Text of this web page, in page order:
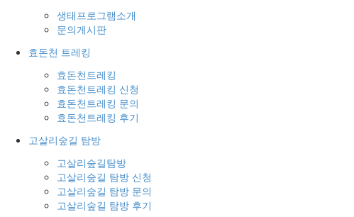
생태프로그램소개
문의게시판
효돈천 트레킹
효돈천트레킹
효돈천트레킹 신청
효돈천트레킹 문의
효돈천트레킹 후기
고살리숲길 탐방
고살리숲길탐방
고살리숲길 탐방 신청
고살리숲길 탐방 문의
고살리숲길 탐방 후기